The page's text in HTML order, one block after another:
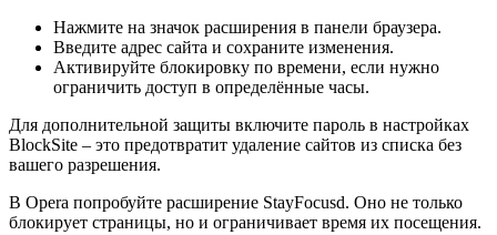
Нажмите на значок расширения в панели браузера.
Введите адрес сайта и сохраните изменения.
Активируйте блокировку по времени, если нужно
ограничить доступ в определённые часы.
Для дополнительной защиты включите пароль в настройках
BlockSite – это предотвратит удаление сайтов из списка без
вашего разрешения.
В Opera попробуйте расширение StayFocusd. Оно не только
блокирует страницы, но и ограничивает время их посещения.